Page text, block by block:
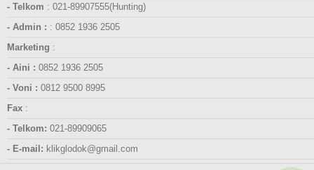
- Telkom : 021-89907555(Hunting)
- Admin : : 0852 1936 2505
Marketing :
- Aini : 0852 1936 2505
- Voni : 0812 9500 8995
Fax :
- Telkom: 021-89909065
- E-mail: klikglodok@gmail.com